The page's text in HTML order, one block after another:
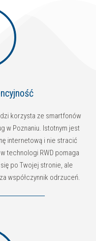
korzysta ze smartfonów
w Poznaniu. Istotnym jest
internetową i nie stracić
technologi RWD pomaga
po Twojej stronie, ale
współczynnik odrzuceń.